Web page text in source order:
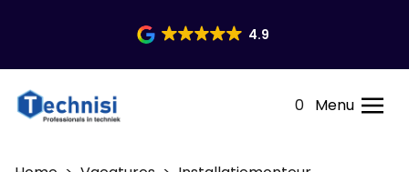
4.9
0 Menu